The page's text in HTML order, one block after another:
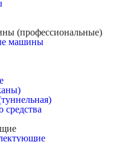
(профессиональные)
машины